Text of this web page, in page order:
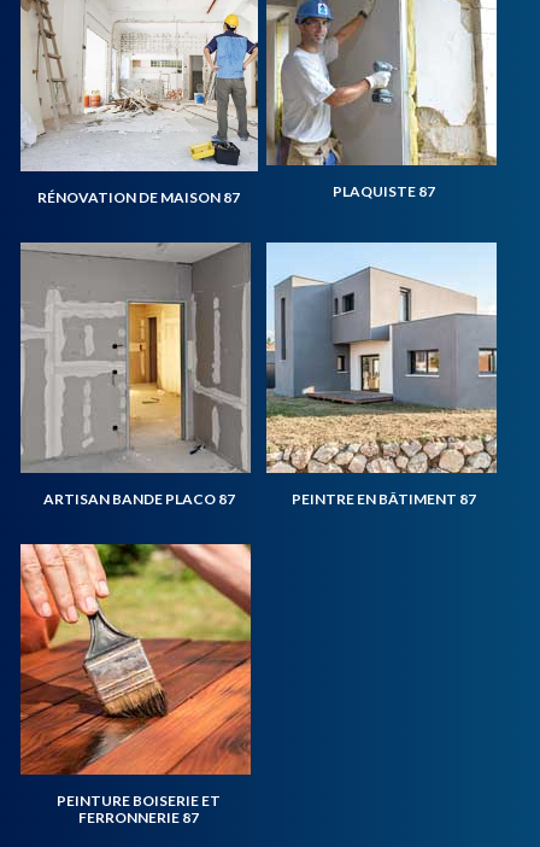
RÉNOVATION DE MAISON 87 PLAQUISTE 87
ARTISAN BANDE PLACO 87 PEINTRE EN BÂTIMENT 87
PEINTURE BOISERIE ET
FERRONNERIE 87